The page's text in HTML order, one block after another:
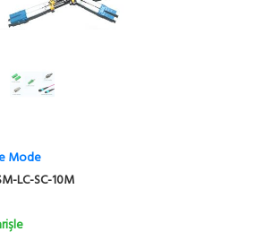
Mode
LC-SC-10M